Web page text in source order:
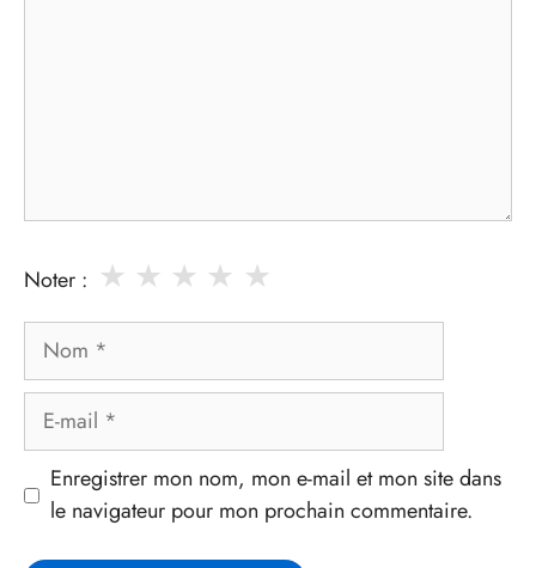
Noter : ★
★
★
★
★
Nom
Enregistrer mon nom, mon e-mail et mon site dans
le navigateur pour mon prochain commentaire.